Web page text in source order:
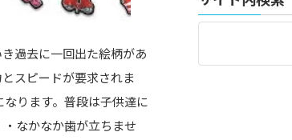
過去に一回出た絵柄があ
スピードが要求されま
ります。普段は子供達に
なかなか歯が立ちませ